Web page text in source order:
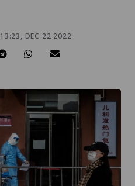
13:23, DEC 22 2022